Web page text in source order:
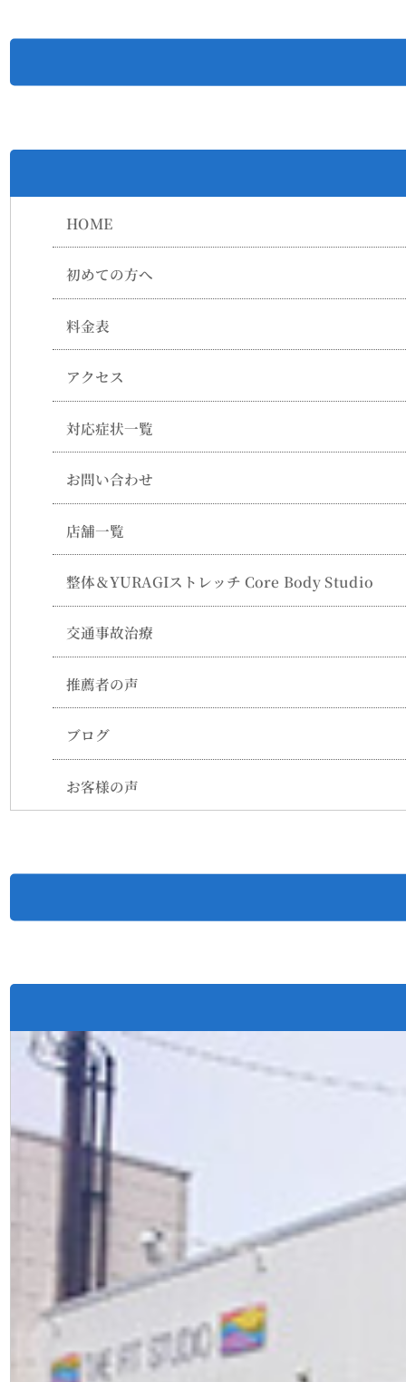
HOME
初めての方へ
料金表
アクセス
対応症状一覧
お問い合わせ
店舗一覧
整体＆YURAGIストレッチ Core Body Studio
交通事故治療
推薦者の声
ブログ
お客様の声